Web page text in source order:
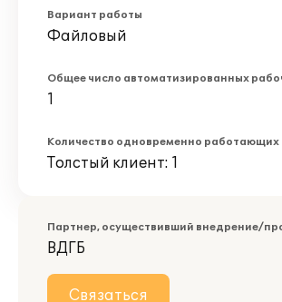
Вариант работы
Файловый
Общее число автоматизированных
1
Количество одновременно работающих
Толстый клиент: 1
Партнер, осуществивший внедрение/
ВДГБ
Связаться